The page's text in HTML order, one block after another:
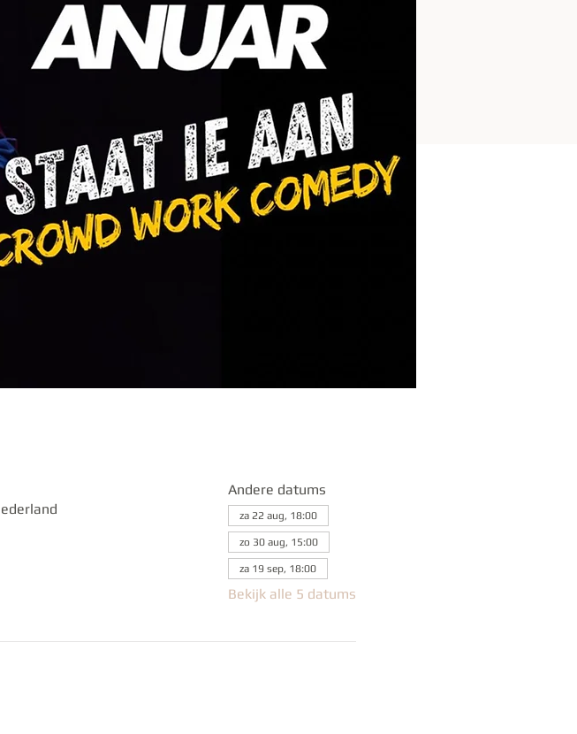
Andere datums
za 22 aug, 18:00
zo 30 aug, 15:00
za 19 sep, 18:00
Bekijk alle 5 datums